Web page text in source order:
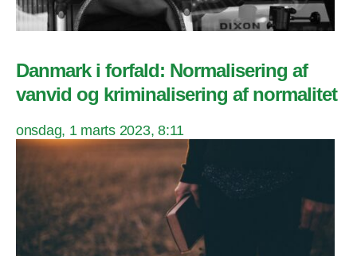
Danmark i forfald: Normalisering af
vanvid og kriminalisering af normalitet
onsdag, 1 marts 2023, 8:11